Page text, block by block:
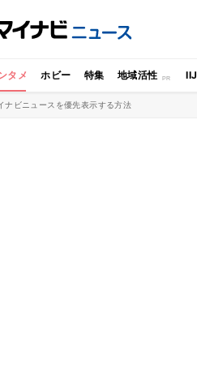
タメ ホビー 特集 地域活性 IIJ
ナビニュースを優先表示する方法